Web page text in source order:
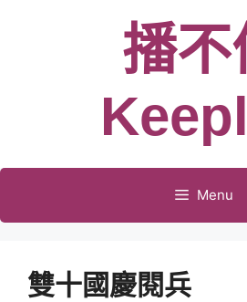
播不
Menu
雙十國慶閱兵